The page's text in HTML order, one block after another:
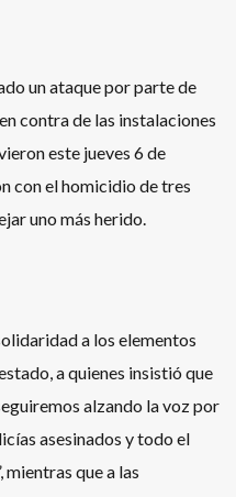
un ataque por parte de
contra de las instalaciones
este jueves 6 de
con el homicidio de tres
uno más herido.
a los elementos
a quienes insistió que
alzando la voz por
asesinados y todo el
mientras que a las